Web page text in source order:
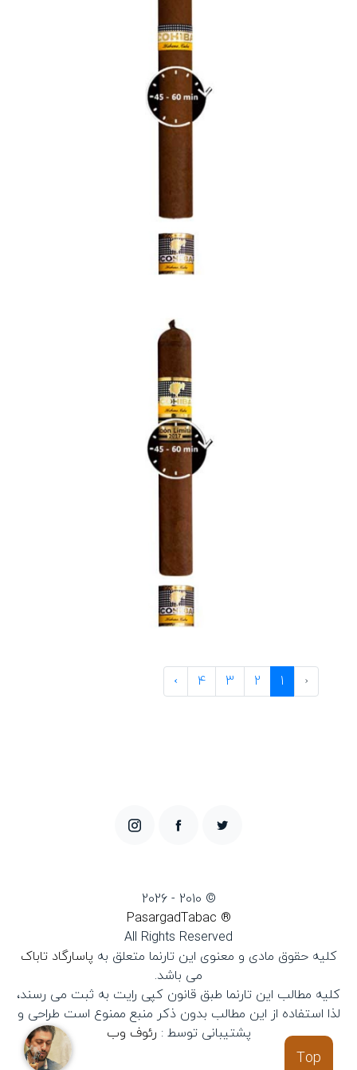
Top
‹
1
2
3
4
›
© 2010 - 2026
® PasargadTabac
All Rights Reserved
كليه حقوق مادی و معنوی اين تارنما متعلق به پاسارگاد تاباک
می باشد.
کلیه مطالب این تارنما طبق قانون کپی رایت به ثبت می رسند،
لذا استفاده از این مطالب بدون ذکر منبع ممنوع است طراحی و
پشتیبانی توسط : رئوف وب